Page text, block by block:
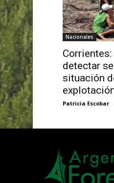
Nacionales
detectar
situación
Patricia Escobar -